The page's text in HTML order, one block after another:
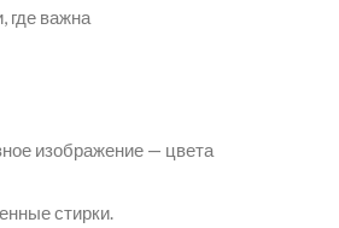
где важна
изображение — цвета
стирки.